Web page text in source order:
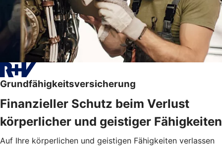
Grundfähigkeitsversicherung
Finanzieller Schutz beim Verlust
körperlicher und geistiger Fähigkeiten
Auf Ihre körperlichen und geistigen Fähigkeiten verlassen